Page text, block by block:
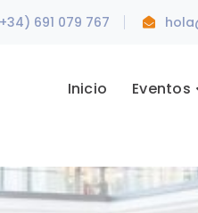
691 079 767
Inicio Eventos